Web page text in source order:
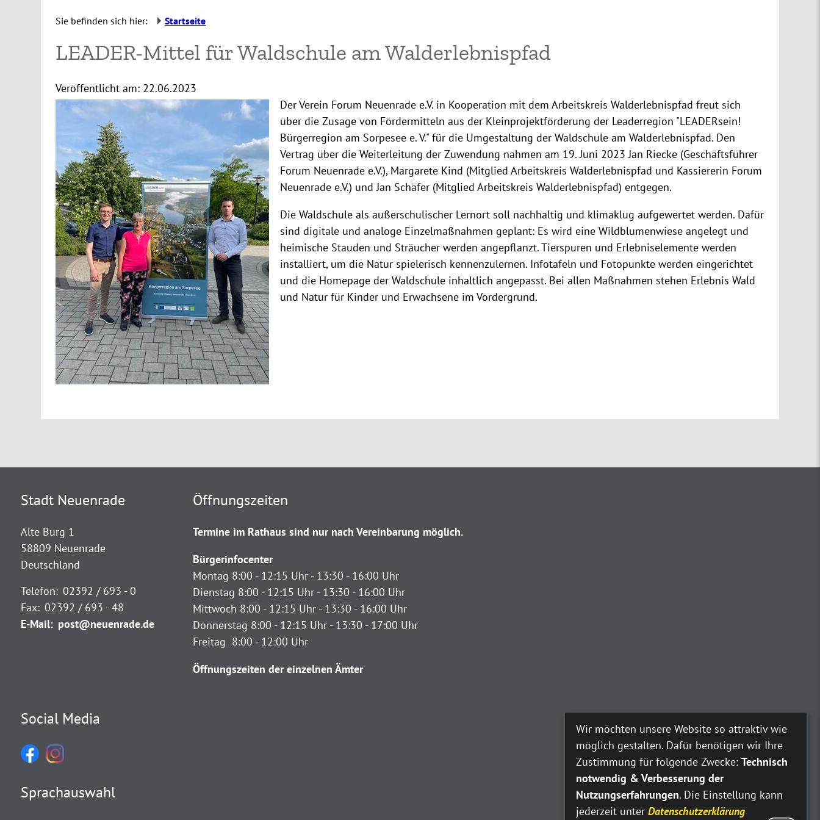
Sie befinden sich hier: Startseite
LEADER-Mittel für Waldschule am Walderlebnispfad
Veröffentlicht am: 22.06.2023
Der Verein Forum Neuenrade e.V. in Kooperation mit dem Arbeitskreis Walderlebnispfad freut sich
über die Zusage von Fördermitteln aus der Kleinprojektförderung der Leaderregion "LEADERsein!
Bürgerregion am Sorpesee e. V." für die Umgestaltung der Waldschule am Walderlebnispfad. Den
Vertrag über die Weiterleitung der Zuwendung nahmen am 19. Juni 2023 Jan Riecke (Geschäftsführer
Forum Neuenrade e.V.), Margarete Kind (Mitglied Arbeitskreis Walderlebnispfad und Kassiererin Forum
Neuenrade e.V.) und Jan Schäfer (Mitglied Arbeitskreis Walderlebnispfad) entgegen.
Die Waldschule als außerschulischer Lernort soll nachhaltig und klimaklug aufgewertet werden. Dafür
sind digitale und analoge Einzelmaßnahmen geplant: Es wird eine Wildblumenwiese angelegt und
heimische Stauden und Sträucher werden angepflanzt. Tierspuren und Erlebniselemente werden
installiert, um die Natur spielerisch kennenzulernen. Infotafeln und Fotopunkte werden eingerichtet
und die Homepage der Waldschule inhaltlich angepasst. Bei allen Maßnahmen stehen Erlebnis Wald
und Natur für Kinder und Erwachsene im Vordergrund.
Stadt Neuenrade
Alte Burg 1
58809 Neuenrade
Deutschland
Telefon: 02392 / 693 - 0
Fax: 02392 / 693 - 48
E-Mail: post@neuenrade.de
Öffnungszeiten
Termine im Rathaus sind nur nach Vereinbarung möglich.
Bürgerinfocenter
Montag 8:00 - 12:15 Uhr - 13:30 - 16:00 Uhr
Dienstag 8:00 - 12:15 Uhr - 13:30 - 16:00 Uhr
Mittwoch 8:00 - 12:15 Uhr - 13:30 - 16:00 Uhr
Donnerstag 8:00 - 12:15 Uhr - 13:30 - 17:00 Uhr
Freitag 8:00 - 12:00 Uhr
Öffnungszeiten der einzelnen Ämter
Social Media
Sprachauswahl
Wir möchten unsere Website so attraktiv wie
möglich gestalten. Dafür benötigen wir Ihre
Zustimmung für folgende Zwecke: Technisch
notwendig & Verbesserung der
Nutzungserfahrungen. Die Einstellung kann
jederzeit unter Datenschutzerklärung